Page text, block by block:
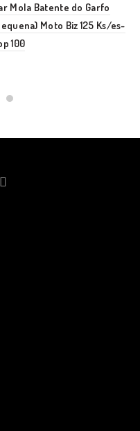
Mola Batente do Garfo
Moto Biz 125 Ks/es-
100